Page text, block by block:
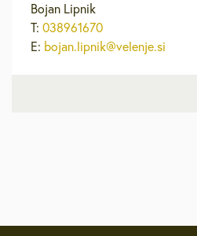
Bojan Lipnik
T: 038961670
E: bojan.lipnik@velenje.si